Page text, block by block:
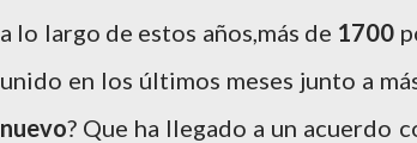
a lo largo de estos años,más de 1700
unido en los últimos meses junto a
nuevo? Que ha llegado a un acuerdo